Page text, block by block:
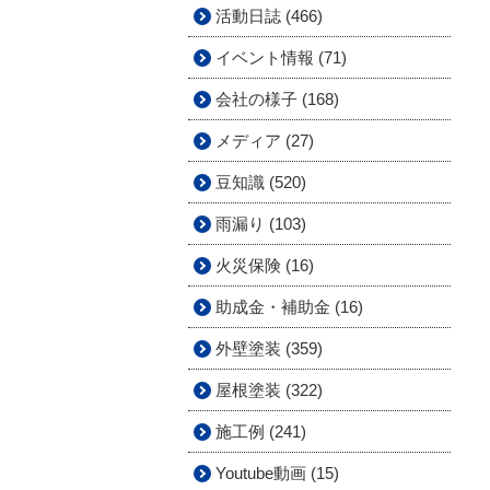
活動日誌 (466)
イベント情報 (71)
会社の様子 (168)
メディア (27)
豆知識 (520)
雨漏り (103)
火災保険 (16)
助成金・補助金 (16)
外壁塗装 (359)
屋根塗装 (322)
施工例 (241)
Youtube動画 (15)